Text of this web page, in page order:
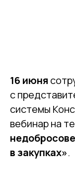
16 июня
с
системы
вебинар на
в закупках».